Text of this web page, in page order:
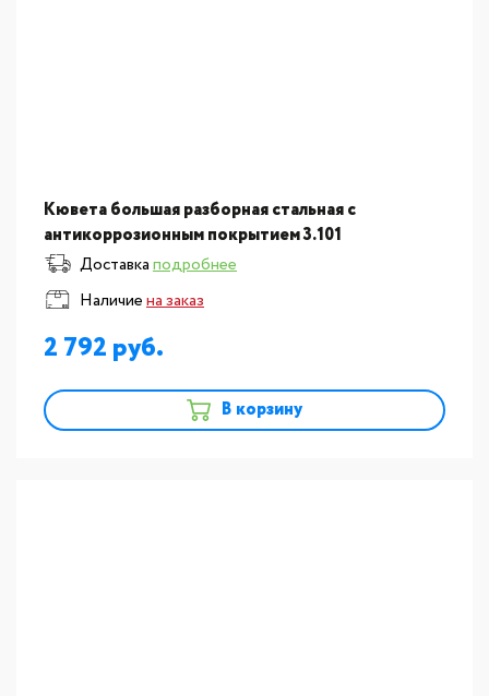
Кювета большая разборная стальная с
антикоррозионным покрытием 3.101
Доставкаподробнее
Наличиена заказ
2 792
В корзину